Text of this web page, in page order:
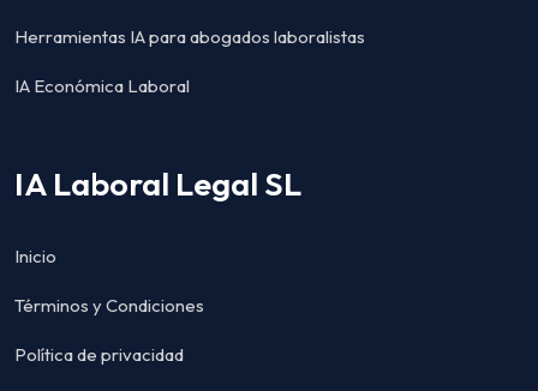
Herramientas IA para abogados laboralistas
IA Económica Laboral
IA Laboral Legal SL
Inicio
Términos y Condiciones
Política de privacidad